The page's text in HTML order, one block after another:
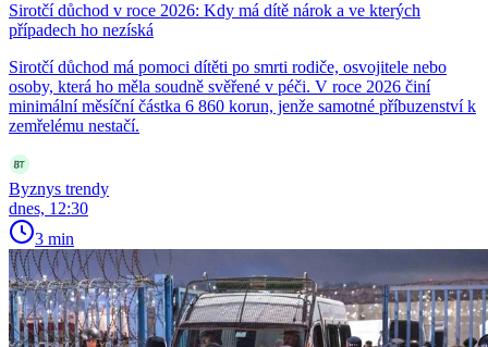
Sirotčí důchod v roce 2026: Kdy má dítě nárok a ve kterých
případech ho nezíská
Sirotčí důchod má pomoci dítěti po smrti rodiče, osvojitele nebo
osoby, která ho měla soudně svěřené v péči. V roce 2026 činí
minimální měsíční částka 6 860 korun, jenže samotné příbuzenství k
zemřelému nestačí.
Byznys trendy
dnes, 12:30
3 min